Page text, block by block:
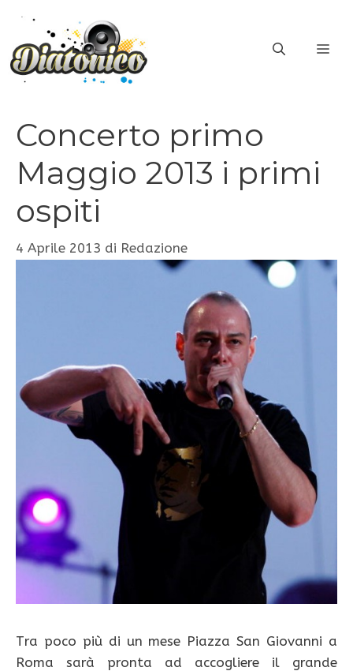
contenuto
Concerto primo
Maggio 2013 i primi
ospiti
4 Aprile 2013 di Redazione
Tra poco più di un mese Piazza San Giovanni a
Roma sarà pronta ad accogliere il grande